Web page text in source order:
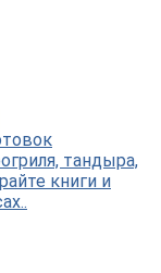
тандыра,
книги и